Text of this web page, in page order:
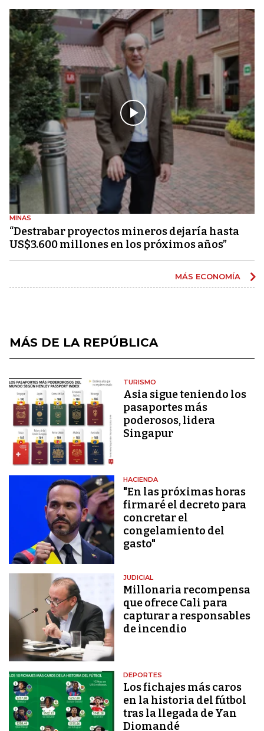
MINAS
“Destrabar proyectos mineros dejaría hasta
US$3.600 millones en los próximos años”
MÁS ECONOMÍA
MÁS DE LA REPÚBLICA
TURISMO
Asia sigue teniendo los
pasaportes más
poderosos, lidera
Singapur
HACIENDA
"En las próximas horas
firmaré el decreto para
concretar el
congelamiento del
gasto"
JUDICIAL
Millonaria recompensa
que ofrece Cali para
capturar a responsables
de incendio
DEPORTES
Los fichajes más caros
en la historia del fútbol
tras la llegada de Yan
Diomandé